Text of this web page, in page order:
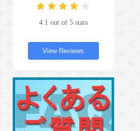
4.1 out of 5 stars
View Reviews